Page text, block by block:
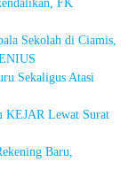
FK
Sekolah di Ciamis,
Sekaligus Atasi
KEJAR Lewat Surat
Baru,